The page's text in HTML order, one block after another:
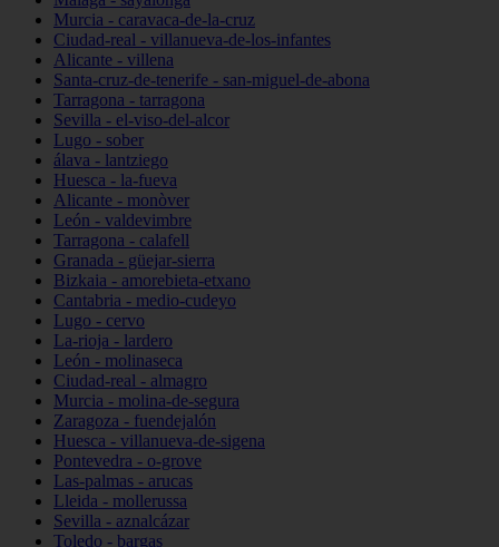
Murcia - caravaca-de-la-cruz
Ciudad-real - villanueva-de-los-infantes
Alicante - villena
Santa-cruz-de-tenerife - san-miguel-de-abona
Tarragona - tarragona
Sevilla - el-viso-del-alcor
Lugo - sober
álava - lantziego
Huesca - la-fueva
Alicante - monòver
León - valdevimbre
Tarragona - calafell
Granada - güejar-sierra
Bizkaia - amorebieta-etxano
Cantabria - medio-cudeyo
Lugo - cervo
La-rioja - lardero
León - molinaseca
Ciudad-real - almagro
Murcia - molina-de-segura
Zaragoza - fuendejalón
Huesca - villanueva-de-sigena
Pontevedra - o-grove
Las-palmas - arucas
Lleida - mollerussa
Sevilla - aznalcázar
Toledo - bargas